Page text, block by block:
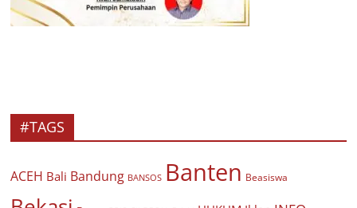
#TAGS
ACEH Bali Bandung BANSOS Banten Beasiswa